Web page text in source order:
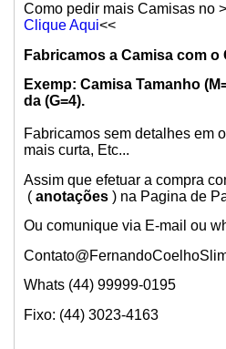
Como pedir mais Camisas no
Clique Aqui<<
Fabricamos a Camisa com o
Exemp: Camisa Tamanho
da (G=4).
Fabricamos sem detalhes em
mais curta, Etc...
Assim que efetuar a compra
( anotações ) na Pagina de
Ou comunique via E-mail ou
Whats (44) 99999-0195
Fixo: (44) 3023-4163